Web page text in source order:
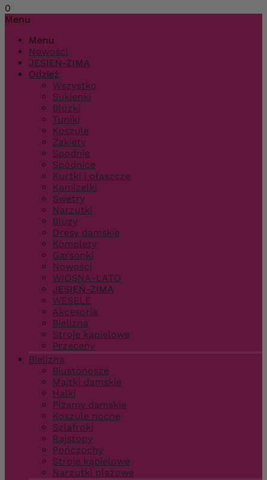
0
Menu
Menu
Nowości
JESIEŃ-ZIMA
Odzież
Wszystko
Sukienki
Bluzki
Tuniki
Koszule
Żakiety
Spodnie
Spódnice
Kurtki i płaszcze
Kamizelki
Swetry
Narzutki
Bluzy
Dresy damskie
Komplety
Garsonki
Nowości
WIOSNA-LATO
JESIEŃ-ZIMA
WESELE
Akcesoria
Bielizna
Stroje kąpielowe
Przeceny
Bielizna
Biustonosze
Majtki damskie
Halki
Piżamy damskie
Koszule nocne
Szlafroki
Rajstopy
Pończochy
Stroje kąpielowe
Narzutki plażowe